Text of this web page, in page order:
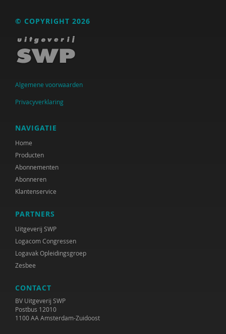
© COPYRIGHT 2026
Algemene voorwaarden
Privacyverklaring
NAVIGATIE
Home
Producten
Abonnementen
Abonneren
Klantenservice
PARTNERS
Uitgeverij SWP
Logacom Congressen
Logavak Opleidingsgroep
Zesbee
CONTACT
BV Uitgeverij SWP
Postbus 12010
1100 AA Amsterdam-Zuidoost